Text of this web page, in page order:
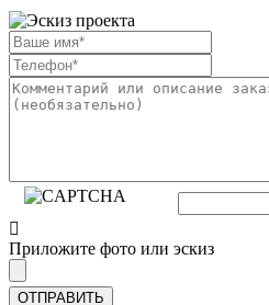
Приложите фото или эскиз